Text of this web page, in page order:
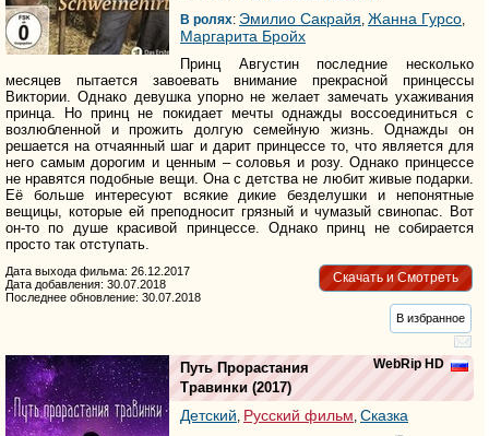
В ролях: Эмилио Сакрайя Жанна Гурсо
Маргарита Бройх
Принц Августин последние несколько
месяцев пытается завоевать внимание прекрасной принцессы
Виктории. Однако девушка упорно не желает замечать ухаживания
принца. Но принц не покидает мечты однажды воссоединиться с
возлюбленной и прожить долгую семейную жизнь. Однажды он
решается на отчаянный шаг и дарит принцессе то, что является для
него самым дорогим и ценным – соловья и розу. Однако принцессе
не нравятся подобные вещи. Она с детства не любит живые подарки.
Её больше интересуют всякие дикие безделушки и непонятные
вещицы, которые ей преподносит грязный и чумазый свинопас. Вот
он-то по душе красивой принцессе. Однако принц не собирается
просто так отступать.
Скачать и Смотреть
Дата выхода фильма: 26.12.2017
Дата добавления: 30.07.2018
Последнее обновление: 30.07.2018
В избранное
WebRip HD
Путь Прорастания
Травинки (2017)
Детский Русский фильм Сказка